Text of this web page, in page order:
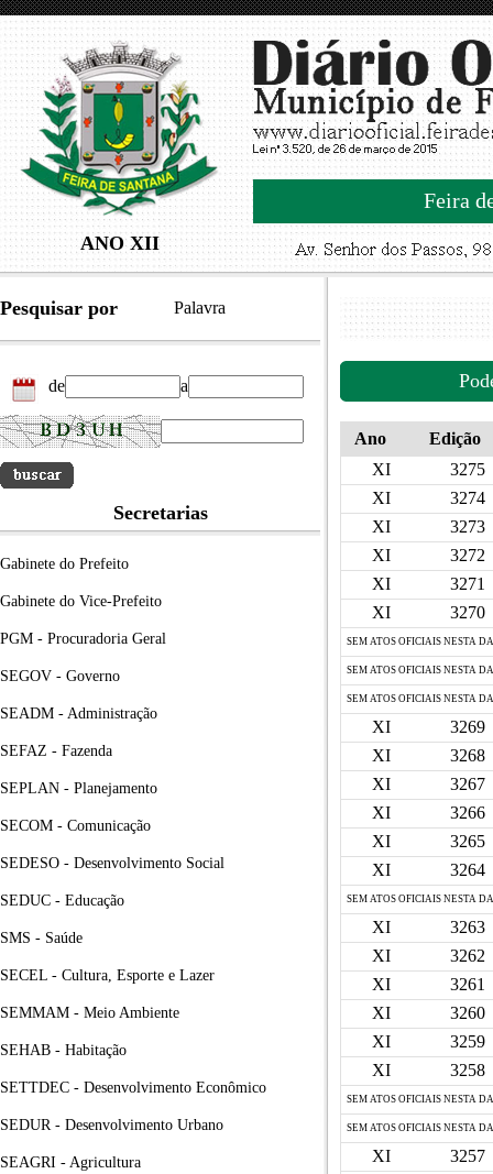
ANO XII
Feira
Pesquisar por Palavra
de a
Secretarias
Gabinete do Prefeito
Gabinete do Vice-Prefeito
PGM - Procuradoria Geral
SEGOV - Governo
SEADM - Administração
SEFAZ - Fazenda
SEPLAN - Planejamento
SECOM - Comunicação
SEDESO - Desenvolvimento Social
SEDUC - Educação
SMS - Saúde
SECEL - Cultura, Esporte e Lazer
SEMMAM - Meio Ambiente
SEHAB - Habitação
SETTDEC - Desenvolvimento Econômico
SEDUR - Desenvolvimento Urbano
SEAGRI - Agricultura
Ano
Edição
XI
3275
XI
3274
XI
3273
XI
3272
XI
3271
XI
3270
SEM ATOS OFICIAIS NESTA
SEM ATOS OFICIAIS NESTA
SEM ATOS OFICIAIS NESTA
XI
3269
XI
3268
XI
3267
XI
3266
XI
3265
XI
3264
SEM ATOS OFICIAIS NESTA
XI
3263
XI
3262
XI
3261
XI
3260
XI
3259
XI
3258
SEM ATOS OFICIAIS NESTA
SEM ATOS OFICIAIS NESTA
XI
3257